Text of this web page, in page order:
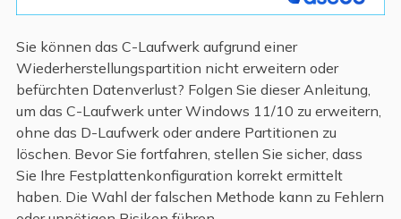
Sie können das C-Laufwerk aufgrund einer
Wiederherstellungspartition nicht erweitern oder
befürchten Datenverlust? Folgen Sie dieser Anleitung,
um das C-Laufwerk unter Windows 11/10 zu erweitern,
ohne das D-Laufwerk oder andere Partitionen zu
löschen. Bevor Sie fortfahren, stellen Sie sicher, dass
Sie Ihre Festplattenkonfiguration korrekt ermittelt
haben. Die Wahl der falschen Methode kann zu Fehlern